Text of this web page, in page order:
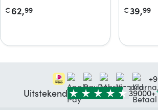
€62,99 €39,99
Uitstekend 39000+